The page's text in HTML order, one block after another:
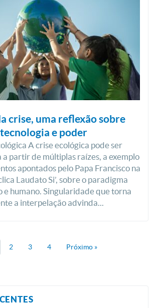
crise, uma reflexão sobre
tecnologia e poder
A crise ecológica pode ser
partir de múltiplas raízes, a exemplo
apontados pelo Papa Francisco na
Laudato Si’, sobre o paradigma
e humano. Singularidade que torna
a interpelação advinda...
2 3 4 Próximo »